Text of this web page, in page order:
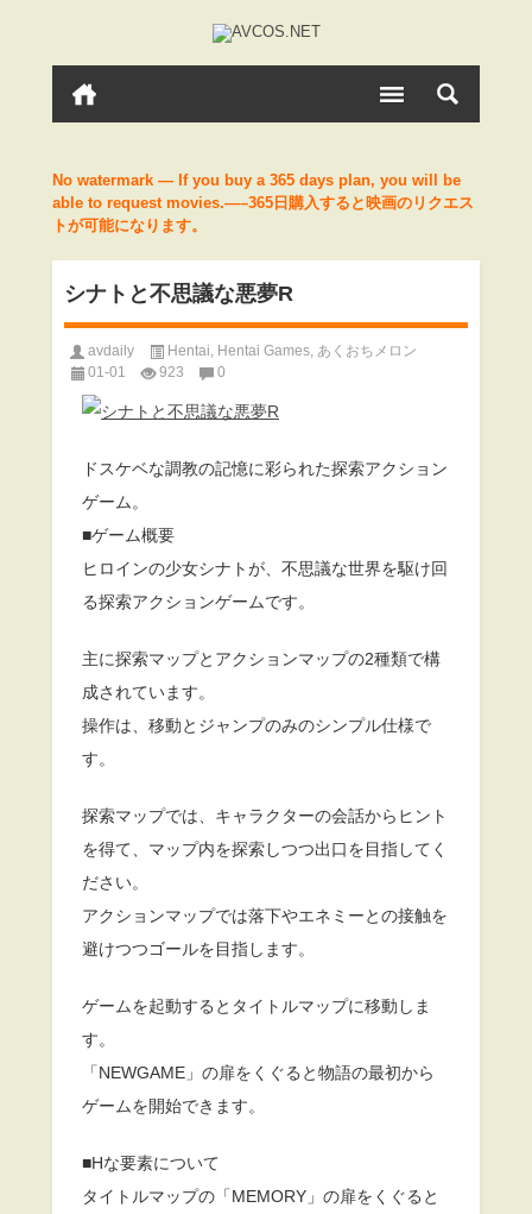
No watermark — If you buy a 365 days plan, you will be
able to request movies.—–365日購入すると映画のリクエス
トが可能になります。
シナトと不思議な悪夢R
avdaily Hentai Hentai Games あくおちメロン
01-01
923 0
ドスケベな調教の記憶に彩られた探索アクション
ゲーム。
■ゲーム概要
ヒロインの少女シナトが、不思議な世界を駆け回
る探索アクションゲームです。
主に探索マップとアクションマップの2種類で構
成されています。
操作は、移動とジャンプのみのシンプル仕様で
す。
探索マップでは、キャラクターの会話からヒント
を得て、マップ内を探索しつつ出口を目指してく
ださい。
アクションマップでは落下やエネミーとの接触を
避けつつゴールを目指します。
ゲームを起動するとタイトルマップに移動しま
す。
「NEWGAME」の扉をくぐると物語の最初から
ゲームを開始できます。
■Hな要素について
タイトルマップの「MEMORY」の扉をくぐると